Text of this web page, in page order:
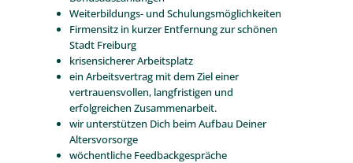
Weiterbildungs- und Schulungsmöglichkeiten
Firmensitz in kurzer Entfernung zur schönen
Stadt Freiburg
krisensicherer Arbeitsplatz
ein Arbeitsvertrag mit dem Ziel einer
vertrauensvollen, langfristigen und
erfolgreichen Zusammenarbeit.
wir unterstützen Dich beim Aufbau Deiner
Altersvorsorge
wöchentliche Feedbackgespräche